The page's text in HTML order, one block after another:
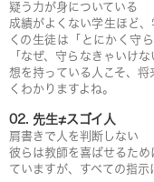
疑う力が身についている
成績がよくない学生ほど
くの生徒は「とにかく守
「なぜ、守らなきゃいけ
想を持っている人こそ、
くわかりますよね。
02. 先生≠スゴイ人
肩書きで人を判断しない
彼らは教師を喜ばせるた
ていますが、すべての指示